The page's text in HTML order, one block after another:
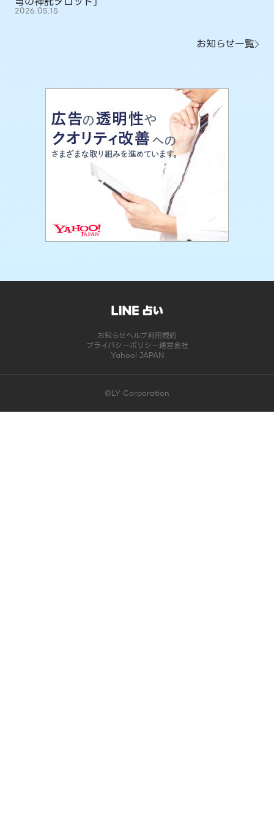
2026.05.15
お知らせ一覧
お知らせヘルプ利用規約
プライバシーポリシー運営会社
Yahoo! JAPAN
©LY Corporation
このコンテンツは掲載が終了しました | LINE占い